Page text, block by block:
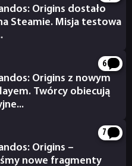
Origins dostało
Steamie. Misja testowa
6
Origins z nowym
Twórcy obiecują
7
Origins –
nowe fragmenty